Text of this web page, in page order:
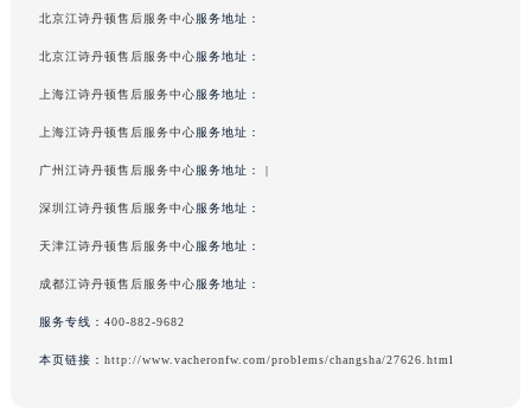
北京江诗丹顿售后服务中心服务地址：
北京江诗丹顿售后服务中心服务地址：
上海江诗丹顿售后服务中心服务地址：
上海江诗丹顿售后服务中心服务地址：
广州江诗丹顿售后服务中心服务地址： |
深圳江诗丹顿售后服务中心服务地址：
天津江诗丹顿售后服务中心服务地址：
成都江诗丹顿售后服务中心服务地址：
服务专线： 400-882-9682
本页链接： http://www.vacheronfw.com/problems/changsha/27626.html